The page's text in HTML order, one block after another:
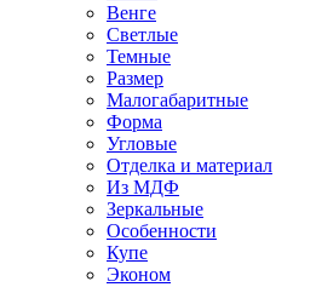
Венге
Светлые
Темные
Размер
Малогабаритные
Форма
Угловые
Отделка и материал
Из МДФ
Зеркальные
Особенности
Купе
Эконом